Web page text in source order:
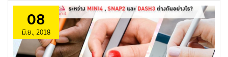
08
มิ.ย., 2018